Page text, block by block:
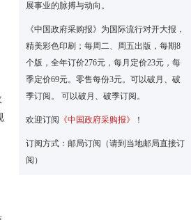
展事业的脉搏与动向。
《中国政府采购报》为国际流行对开大报，
精美彩色印刷；每周二、周五出版，每期8
个版，全年订价276元，每月定价23元，每
季定价69元。零售每份3元。可以破月、破
季订阅。 可以破月、破季订阅。
欢迎订阅 《中国政府采购报》 ！
订阅方式：邮局订阅（请到当地邮局直接订
阅）